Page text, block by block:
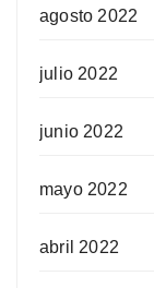
agosto 2022
julio 2022
junio 2022
mayo 2022
abril 2022